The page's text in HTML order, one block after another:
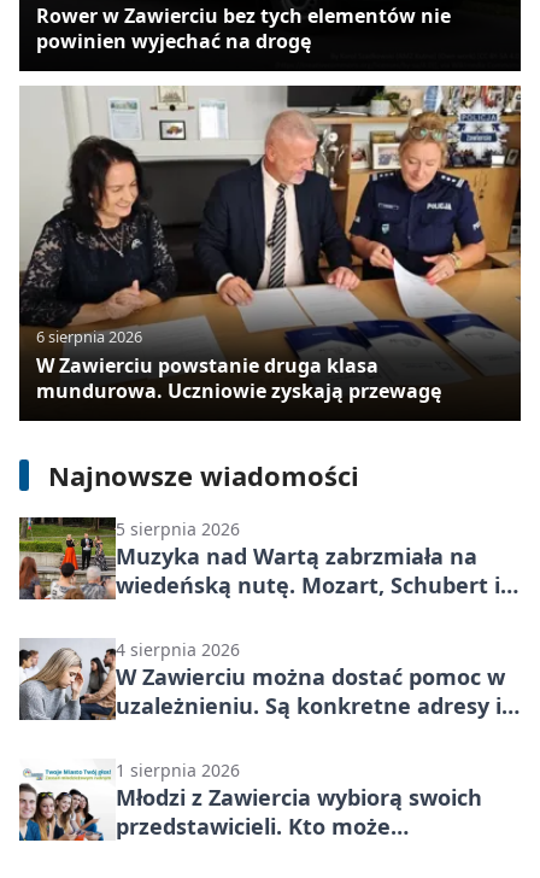
Rower w Zawierciu bez tych elementów nie
powinien wyjechać na drogę
6 sierpnia 2026
W Zawierciu powstanie druga klasa
mundurowa. Uczniowie zyskają przewagę
Najnowsze wiadomości
6 sierpnia 2026
Dziki podchodzą pod osiedla. W
Zawierciu służby szykują wspólny plan
5 sierpnia 2026
Muzyka nad Wartą zabrzmiała na
wiedeńską nutę. Mozart, Schubert i
4 sierpnia 2026
W Zawierciu można dostać pomoc w
uzależnieniu. Są konkretne adresy i
1 sierpnia 2026
Młodzi z Zawiercia wybiorą swoich
przedstawicieli. Kto może